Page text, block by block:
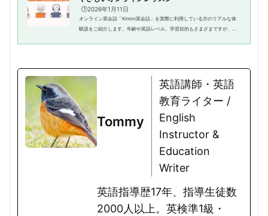
🕒️2026年1月11日
オンライン英会話「Kimini英会話」を実際に利用している方のリアルな体
験談をご紹介します。年齢や英語レベル、学習目的もさまざまですが、共
Tommy
英語講師・英語
教育ライター /
English
Instructor &
Education
Writer
英語指導歴17年、指導生徒数
2000人以上。英検準1級・